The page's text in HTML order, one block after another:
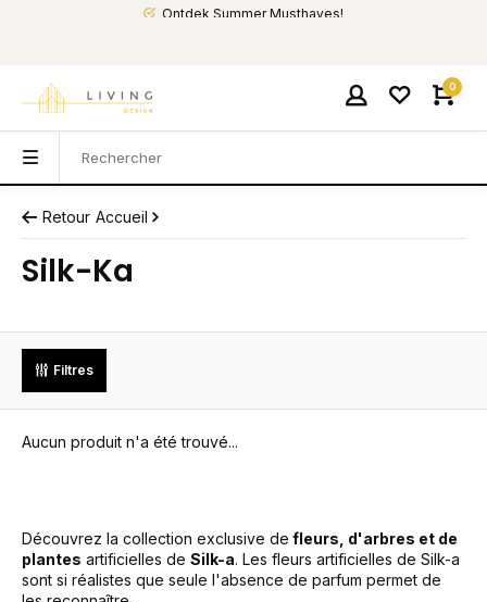
Ontdek Summer Musthaves!
0
Retour Accueil
Silk-Ka
Filtres
Aucun produit n'a été trouvé...
Découvrez la collection exclusive de fleurs, d'arbres et de
plantes artificielles de Silk-a. Les fleurs artificielles de Silk-a
sont si réalistes que seule l'absence de parfum permet de